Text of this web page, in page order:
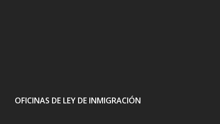
OFICINAS DE LEY DE INMIGRACIÓN